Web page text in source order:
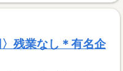
残業なし＊有名企